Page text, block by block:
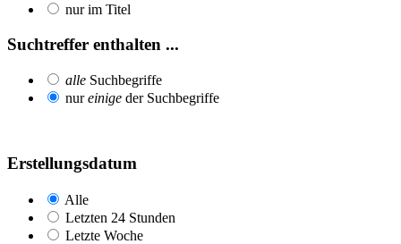
nur im Titel
Suchtreffer enthalten ...
alle Suchbegriffe
nureinige der Suchbegriffe
Erstellungsdatum
Alle
Letzten 24 Stunden
Letzte Woche